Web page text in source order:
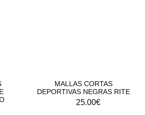
MALLAS CORTAS
DEPORTIVAS NEGRAS RITE
25.00€